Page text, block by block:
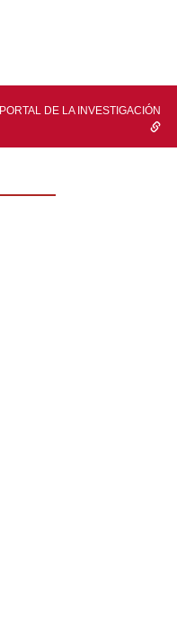
PORTAL DE LA INVESTIGACIÓN